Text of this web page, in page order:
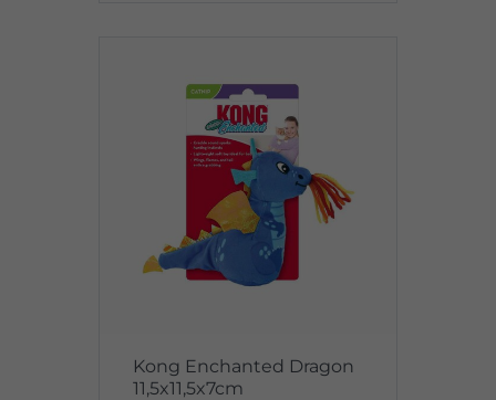
Kong Enchanted Dragon
11,5x11,5x7cm